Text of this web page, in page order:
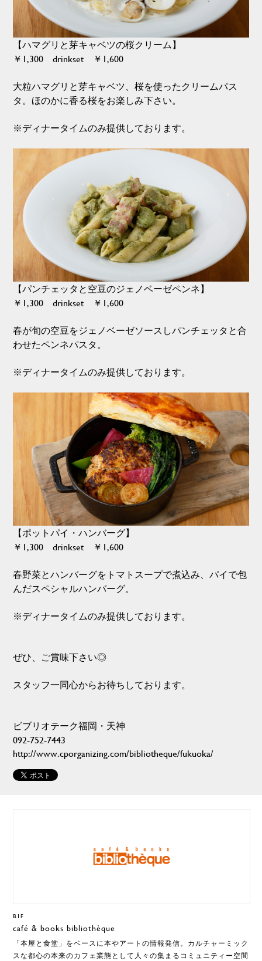
【ハマグリと芽キャベツの桜クリーム】
￥1,300 drinkset ￥1,600
大粒ハマグリと芽キャベツ、桜を使ったクリームパス
タ。ほのかに香る桜をお楽しみ下さい。
※ディナータイムのみ提供しております。
【パンチェッタと空豆のジェノベーゼペンネ】
￥1,300 drinkset ￥1,600
春が旬の空豆をジェノベーゼソースしパンチェッタと合
わせたペンネパスタ。
※ディナータイムのみ提供しております。
【ポットパイ・ハンバーグ】
￥1,300 drinkset ￥1,600
春野菜とハンバーグをトマトスープで煮込み、パイで包
んだスペシャルハンバーグ。
※ディナータイムのみ提供しております。
ぜひ、ご賞味下さい◎
スタッフ一同心からお待ちしております。
ビブリオテーク福岡・天神
092-752-7443
http://www.cporganizing.com/bibliotheque/fukuoka/
B1F
café & books bibliothèque
「本屋と食堂」をベースに本やアートの情報発信。カルチャーミック
スな都心の本来のカフェ業態として人々の集まるコミュニティー空間